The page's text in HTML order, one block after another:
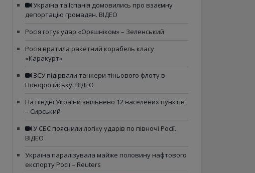
Україна та Іспанія домовились про взаємну
депортацію громадян. ВІДЕО
Росія готує удар «Орєшніком» – Зеленський
Росія вратила ракетний корабель класу
«Каракурт»
ЗСУ підірвали танкери тіньового флоту в
Новоросійську. ВІДЕО
На півдні України звільнено 12 населених пунктів
– Сирський
У СБС пояснили логіку ударів по півночі Росії.
ВІДЕО
Україна паралізувала майже половину нафтового
експорту Росії – Reuters